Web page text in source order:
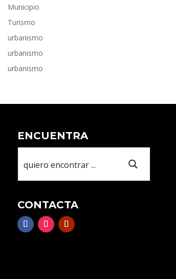
Municipio
Turismo
urbanismo
urbanismo
urbanismo
ENCUENTRA
CONTACTA